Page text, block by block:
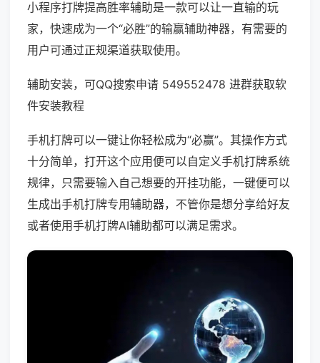
小程序打牌提高胜率辅助是一款可以让一直输的玩
家，快速成为一个“必胜”的输赢辅助神器，有需要的
用户可通过正规渠道获取使用。
辅助安装，可QQ搜索申请 549552478 进群获取软
件安装教程
手机打牌可以一键让你轻松成为“必赢”。其操作方式
十分简单，打开这个应用便可以自定义手机打牌系统
规律，只需要输入自己想要的开挂功能，一键便可以
生成出手机打牌专用辅助器，不管你是想分享给好友
或者使用手机打牌AI辅助都可以满足需求。